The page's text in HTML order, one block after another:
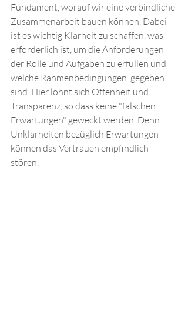
Fundament, worauf wir eine verbindliche
Zusammenarbeit bauen können. Dabei
ist es wichtig Klarheit zu schaffen, was
erforderlich ist, um die Anforderungen
der Rolle und Aufgaben zu erfüllen und
welche Rahmenbedingungen  gegeben
sind. Hier lohnt sich Offenheit und
Transparenz, so dass keine "falschen
Erwartungen" geweckt werden. Denn
Unklarheiten bezüglich Erwartungen
können das Vertrauen empfindlich
stören.